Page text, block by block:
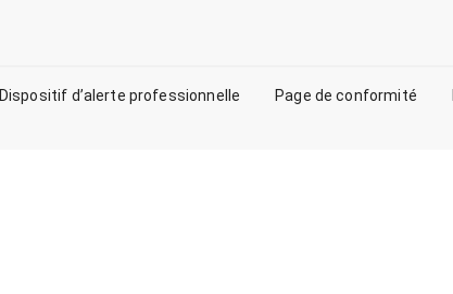
Dispositif d’alerte professionnelle Page de conformité